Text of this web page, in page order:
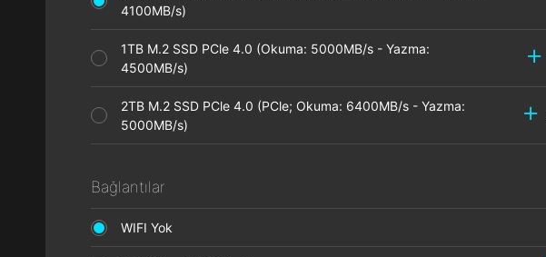
4100MB/s)
1TB M.2 SSD PCle 4.0 (Okuma: 5000MB/s - Yazma:
4500MB/s)
2TB M.2 SSD PCle 4.0 (PCle; Okuma: 6400MB/s - Yazma:
5000MB/s)
Bağlantılar
WIFI Yok